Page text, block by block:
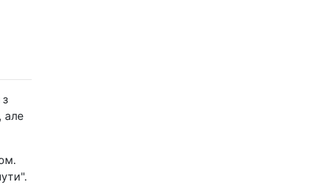
але